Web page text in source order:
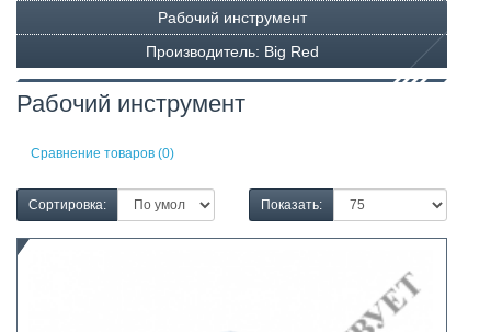
Рабочий инструмент
Производитель: Big Red
Рабочий инструмент
Сравнение товаров (0)
Сортировка: Показать: